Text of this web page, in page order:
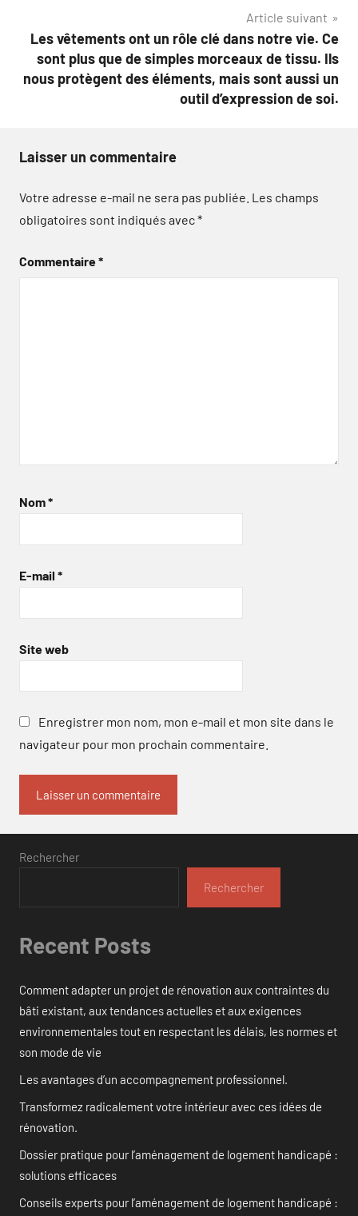
Article suivant
Les vêtements ont un rôle clé dans notre vie. Ce
sont plus que de simples morceaux de tissu. Ils
nous protègent des éléments, mais sont aussi un
outil d’expression de soi.
Laisser un commentaire
Votre adresse e-mail ne sera pas publiée. Les champs
obligatoires sont indiqués avec*
Commentaire*
Nom*
E-mail *
Site web
Enregistrer mon nom, mon e-mail et mon site dans le
navigateur pour mon prochain commentaire.
Rechercher
Rechercher
Recent Posts
Comment adapter un projet de rénovation aux contraintes du
bâti existant, aux tendances actuelles et aux exigences
environnementales tout en respectant les délais, les normes et
son mode de vie
Les avantages d’un accompagnement professionnel.
Transformez radicalement votre intérieur avec ces idées de
rénovation.
Dossier pratique pour l’aménagement de logement handicapé :
solutions efficaces
Conseils experts pour l’aménagement de logement handicapé :